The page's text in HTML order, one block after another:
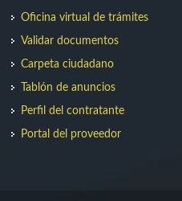
Oficina virtual de trámites
Validar documentos
Carpeta ciudadano
Tablón de anuncios
Perfil del contratante
Portal del proveedor